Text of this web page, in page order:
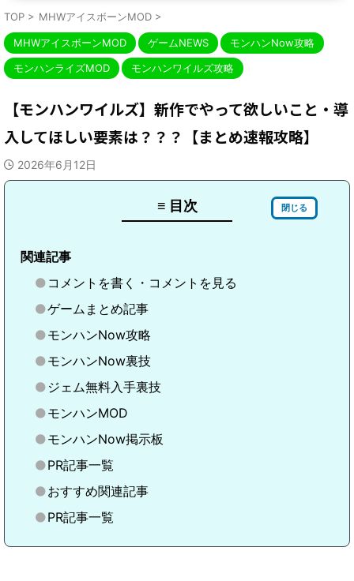
TOP > MHWアイスボーンMOD >
MHWアイスボーンMOD ゲームNEWS
モンハンNow攻略
モンハンライズMOD
モンハンワイルズ攻略
【モンハンワイルズ】新作でやって欲しいこと・導
入してほしい要素は？？？【まとめ速報攻略】
2026年6月12日
≡ 目次 閉じる
関連記事
コメントを書く・コメントを見る
ゲームまとめ記事
モンハンNow攻略
モンハンNow裏技
ジェム無料入手裏技
モンハンMOD
モンハンNow掲示板
PR記事一覧
おすすめ関連記事
PR記事一覧